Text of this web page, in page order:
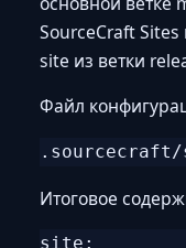
SourceCraft
site из ветки
Файл
Итоговое
site: